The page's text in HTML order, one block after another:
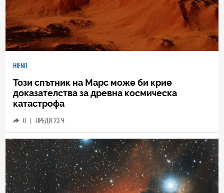
HIEND
Този спътник на Марс може би крие
доказателства за древна космическа
катастрофа
0 | ПРЕДИ 23 Ч.